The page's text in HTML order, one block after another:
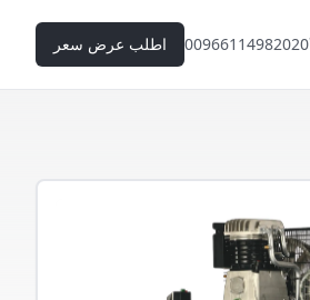
00966114982020 اطلب عرض سعر